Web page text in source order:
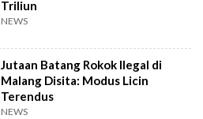
Triliun
NEWS
Jutaan Batang Rokok Ilegal di
Malang Disita: Modus Licin
Terendus
NEWS